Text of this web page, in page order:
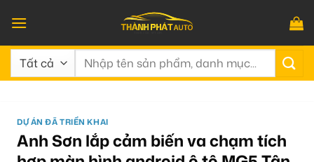
qua
nội
dung
Tìm
DỰ ÁN ĐÃ TRIỂN KHAI
Anh Sơn lắp cảm biến va chạm tích